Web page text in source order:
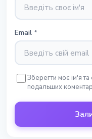
Email *
Зберегти моє ім'я
подальших